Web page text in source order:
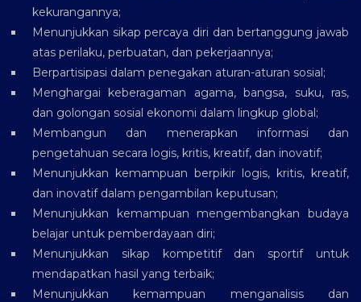
kekurangannya;
Menunjukkan sikap percaya diri dan bertanggung jawab
atas perilaku, perbuatan, dan pekerjaannya;
Berpartisipasi dalam penegakan aturan-aturan sosial;
Menghargai keberagaman agama, bangsa, suku, ras,
dan golongan sosial ekonomi dalam lingkup global;
Membangun dan menerapkan informasi dan
pengetahuan secara logis, kritis, kreatif, dan inovatif;
Menunjukkan kemampuan berpikir logis, kritis, kreatif,
dan inovatif dalam pengambilan keputusan;
Menunjukkan kemampuan mengembangkan budaya
belajar untuk pemberdayaan diri;
Menunjukkan sikap kompetitif dan sportif untuk
mendapatkan hasil yang terbaik;
Menunjukkan kemampuan menganalisis dan